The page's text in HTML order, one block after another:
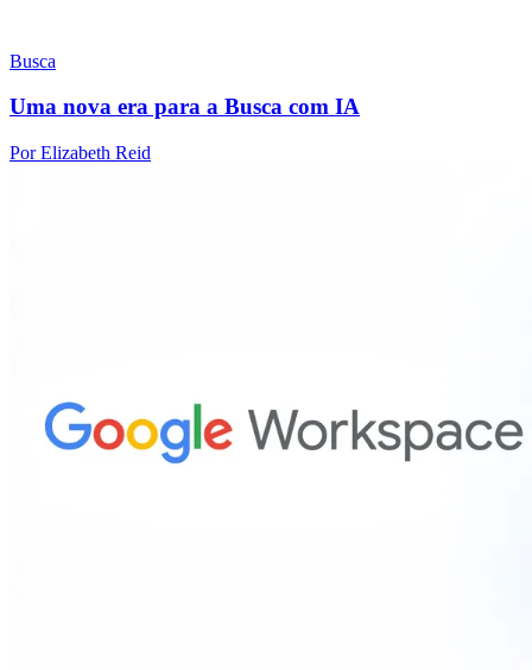
Busca
Uma nova era para a Busca com IA
Por Elizabeth Reid